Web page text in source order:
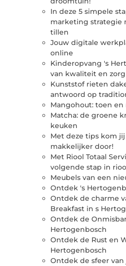
In deze 5 simpele
marketing strategie
tillen
Jouw digitale
online
Kinderopvang 's
van kwaliteit en zorg
Kunststof rieten
antwoord op
Mangohout: toen en
Matcha: de groene
keuken
Met deze tips kom
makkelijker door!
Met Riool Totaal
volgende stap in
Meubels van een
Ontdek 's
Ontdek de charme
Breakfast in s
Ontdek de
Hertogenbosch
Ontdek de Rust en
Hertogenbosch
Ontdek de sfeer